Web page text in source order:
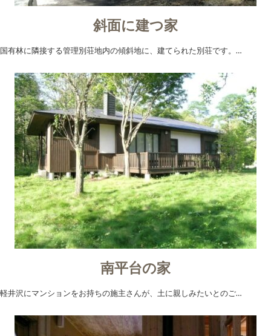
斜面に建つ家
国有林に隣接する管理別荘地内の傾斜地に、建てられた別荘です。…
南平台の家
軽井沢にマンションをお持ちの施主さんが、土に親しみたいとのご…